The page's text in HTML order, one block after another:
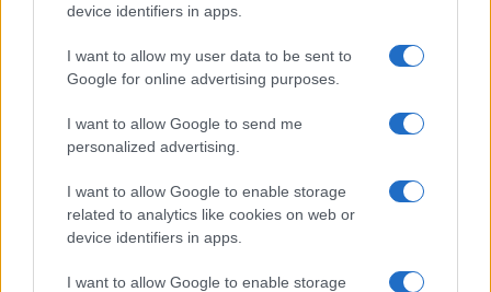
device identifiers in apps.
I want to allow my user data to be sent to
Google for online advertising purposes.
I want to allow Google to send me
personalized advertising.
I want to allow Google to enable storage
related to analytics like cookies on web or
device identifiers in apps.
I want to allow Google to enable storage
Continua a leggere
TEEN NEWS